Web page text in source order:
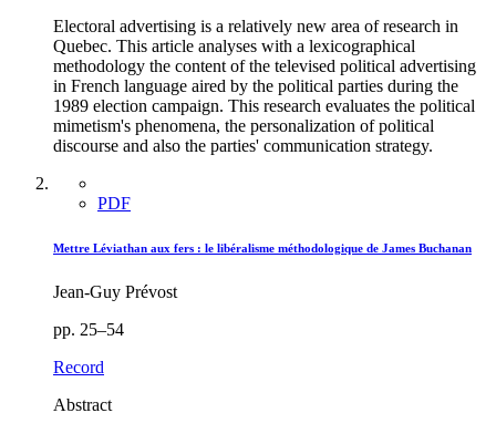
Electoral advertising is a relatively new area of research in
Quebec. This article analyses with a lexicographical
methodology the content of the televised political advertising
in French language aired by the political parties during the
1989 election campaign. This research evaluates the political
mimetism's phenomena, the personalization of political
discourse and also the parties' communication strategy.
PDF
Mettre Léviathan aux fers : le libéralisme méthodologique de James Buchanan
Jean-Guy Prévost
pp. 25–54
Record
Abstract